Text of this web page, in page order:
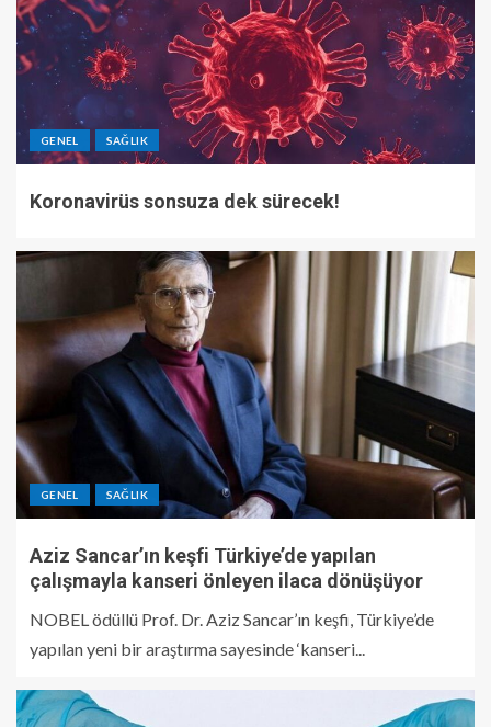
GENEL SAĞLIK
Koronavirüs sonsuza dek sürecek!
GENEL SAĞLIK
Aziz Sancar’ın keşfi Türkiye’de yapılan
çalışmayla kanseri önleyen ilaca dönüşüyor
NOBEL ödüllü Prof. Dr. Aziz Sancar’ın keşfi, Türkiye’de
yapılan yeni bir araştırma sayesinde ‘kanseri...